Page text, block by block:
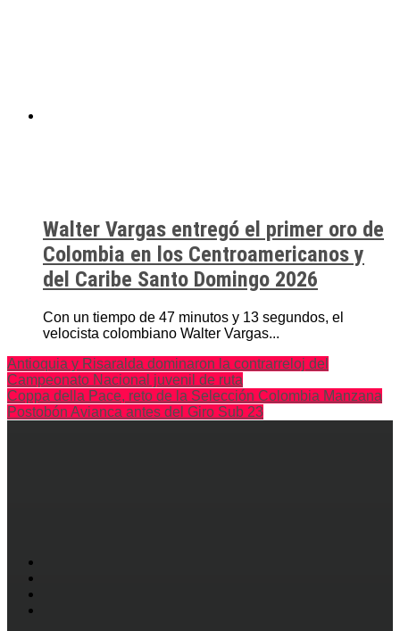
Walter Vargas entregó el primer oro de
Colombia en los Centroamericanos y
del Caribe Santo Domingo 2026
Con un tiempo de 47 minutos y 13 segundos, el
velocista colombiano Walter Vargas...
Antioquia y Risaralda dominaron la contrarreloj del
Campeonato Nacional juvenil de ruta
Coppa della Pace, reto de la Selección Colombia Manzana
Postobón Avianca antes del Giro Sub 23